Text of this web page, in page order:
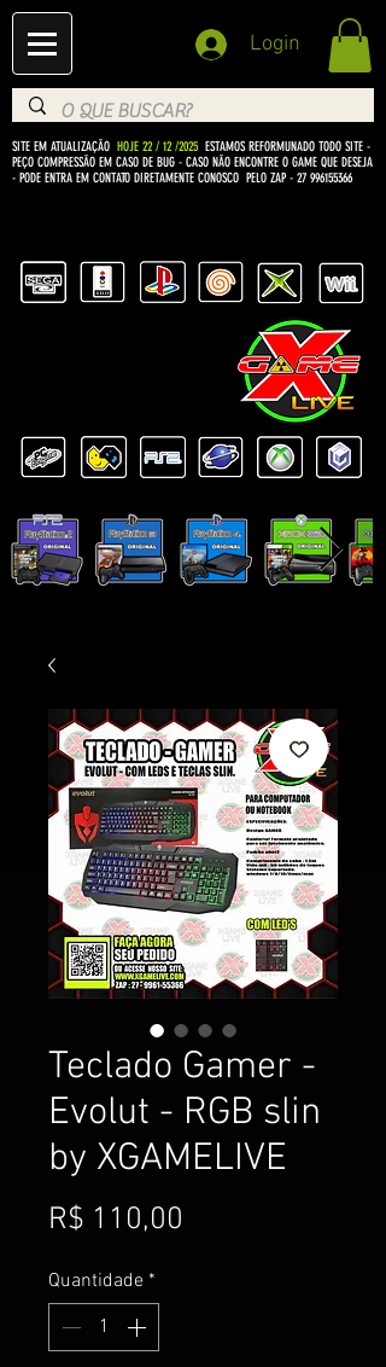
Login
SITE EM ATUALIZAÇÃO HOJE 22 / 12 /2025 ESTAMOS REFORMUNADO TODO SITE -
PEÇO COMPRESSÃO EM CASO DE BUG - CASO NÃO ENCONTRE O GAME QUE DESEJA
- PODE ENTRA EM CONTATO DIRETAMENTE CONOSCO PELO ZAP - 27 996155366
Teclado Gamer -
Evolut - RGB slin
by XGAMELIVE
R$ 110,00
Quantidade *